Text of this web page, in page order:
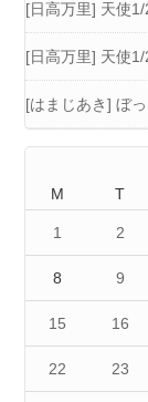
[日高万里] 天使
[日高万里] 天使
[はまじあき] ぼ
M
T
1 2
8 9
15 16
22 23